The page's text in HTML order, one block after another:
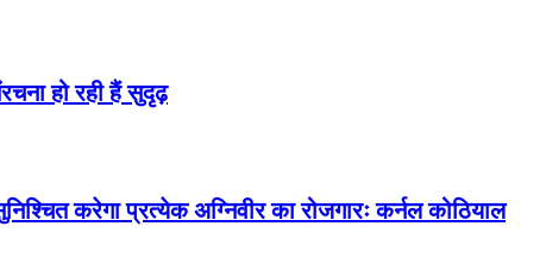
हो रही हैं सुदृढ़
करेगा प्रत्येक अग्निवीर का रोजगारः कर्नल कोठियाल